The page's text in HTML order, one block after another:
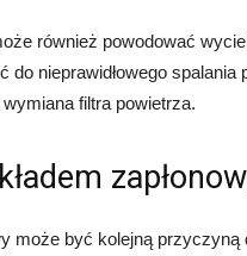
również powodować
do nieprawidłowego
filtra powietrza.
może być kolejną